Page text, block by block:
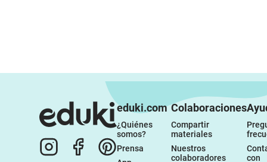
eduki.com
¿Quiénes
somos?
Prensa
Colaboraciones
Compartir
materiales
Nuestros
colaboradores
con